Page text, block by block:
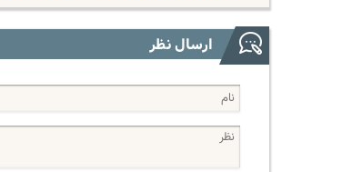
ارسال نظر